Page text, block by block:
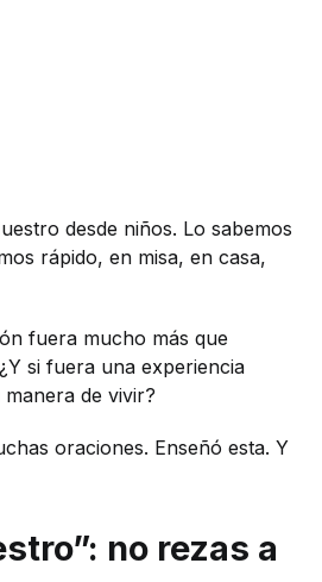
desde niños. Lo sabemos
rápido, en misa, en casa,
fuera mucho más que
si fuera una experiencia
de vivir?
oraciones. Enseñó esta. Y
no rezas a